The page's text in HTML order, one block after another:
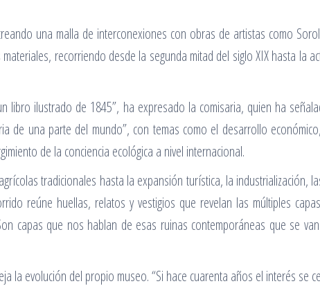
una malla de interconexiones con obras de artistas como
recorriendo desde la segunda mitad del siglo XIX hasta la
libro ilustrado de 1845”, ha expresado la comisaria, quien ha
de una parte del mundo”, con temas como el desarrollo
de la conciencia ecológica a nivel internacional.
tradicionales hasta la expansión turística, la industrialización,
reúne huellas, relatos y vestigios que revelan las múltiples
capas que nos hablan de esas ruinas contemporáneas que se
la evolución del propio museo. “Si hace cuarenta años el interés se